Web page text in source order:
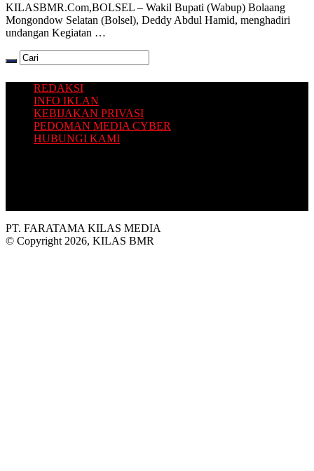
KILASBMR.Com,BOLSEL – Wakil Bupati (Wabup) Bolaang
Mongondow Selatan (Bolsel), Deddy Abdul Hamid, menghadiri
undangan Kegiatan …
REDAKSI
INFO IKLAN
KEBIJAKAN PRIVASI
PEDOMAN MEDIA CYBER
HUBUNGI KAMI
PT. FARATAMA KILAS MEDIA
© Copyright 2026, KILAS BMR